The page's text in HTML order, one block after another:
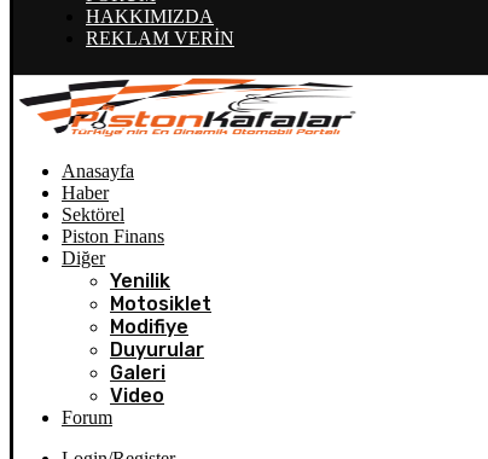
HAKKIMIZDA
REKLAM VERİN
Anasayfa
Haber
Sektörel
Piston Finans
Diğer
Yenilik
Motosiklet
Modifiye
Duyurular
Galeri
Video
Forum